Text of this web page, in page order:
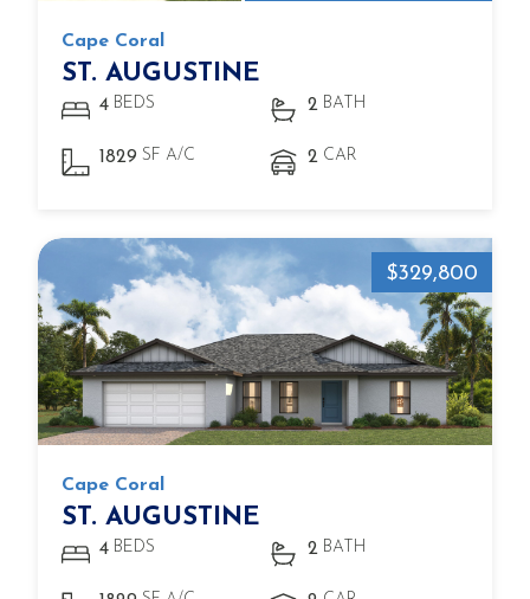
Cape Coral
ST. AUGUSTINE
4 BEDS 2 BATH
1829 SF A/C 2 CAR
$329,800
Cape Coral
ST. AUGUSTINE
4 BEDS 2 BATH